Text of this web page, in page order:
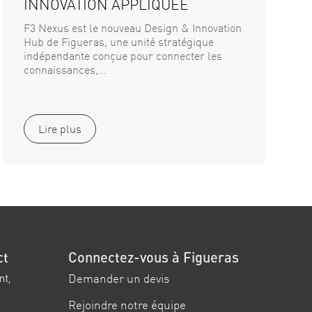
INNOVATION APPLIQUÉE
F3 Nexus est le nouveau Design & Innovation
Hub de Figueras, une unité stratégique
indépendante conçue pour connecter les
connaissances,...
Lire plus
Connectez-vous à Figueras
Demander un devis
Rejoindre notre équipe